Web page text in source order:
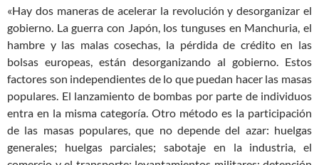
«Hay dos maneras de acelerar la revolución y desorganizar el
gobierno. La guerra con Japón, los tunguses en Manchuria,el
hambre y las malas cosechas, la pérdida de crédito en las
bolsas europeas, están desorganizando al gobierno. Estos
factores son independientes de lo que puedan hacer las masas
populares. El lanzamiento de bombas por parte de individuos
entra en la misma categoría. Otro método es la participación
de las masas populares, que no depende del azar: huelgas
generales; huelgas parciales; sabotaje en la industria, el